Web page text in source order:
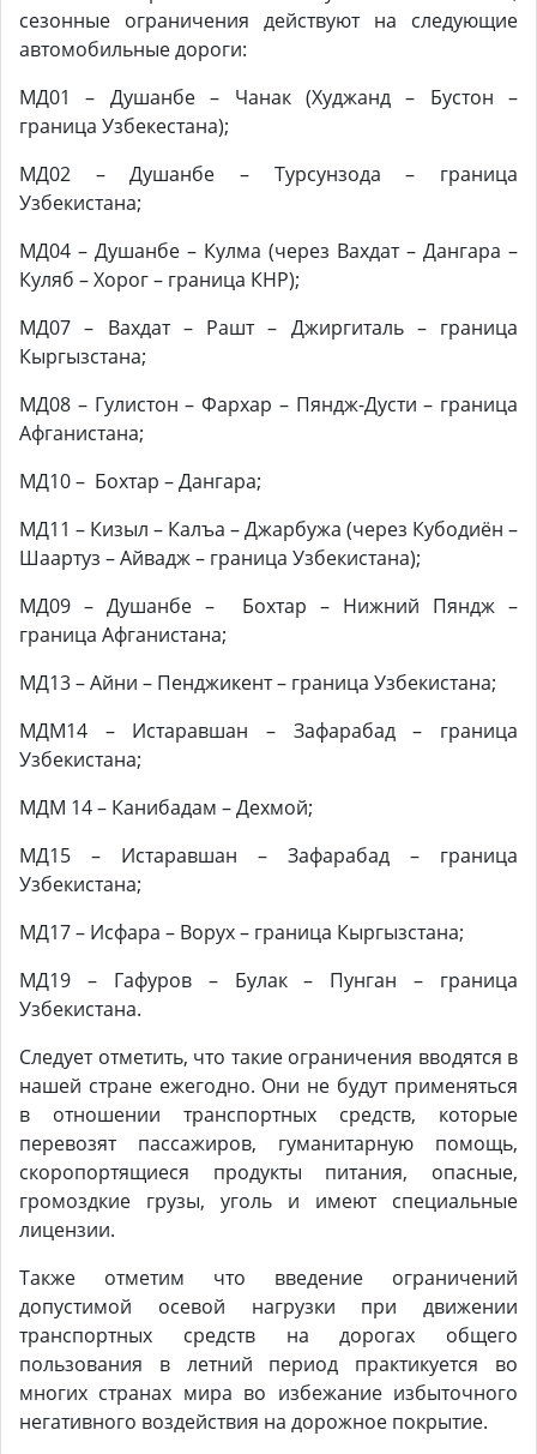
сезонные ограничения действуют на следующие
автомобильные дороги:
МД01 – Душанбе – Чанак (Худжанд – Бустон –
граница Узбекестана);
МД02 – Душанбе – Турсунзода – граница
Узбекистана;
МД04 – Душанбе – Кулма (через Вахдат – Дангара –
Куляб – Хорог – граница КНР);
МД07 – Вахдат – Рашт – Джиргиталь – граница
Кыргызстана;
МД08 – Гулистон – Фархар – Пяндж-Дусти – граница
Афганистана;
МД10 – Бохтар – Дангара;
МД11 – Кизыл – Калъа – Джарбужа (через Кубодиён –
Шаартуз – Айвадж – граница Узбекистана);
МД09 – Душанбе – Бохтар – Нижний Пяндж –
граница Афганистана;
МД13 – Айни – Пенджикент – граница Узбекистана;
МДМ14 – Истаравшан – Зафарабад – граница
Узбекистана;
МДМ 14 – Канибадам – Дехмой;
МД15 – Истаравшан – Зафарабад – граница
Узбекистана;
МД17 – Исфара – Ворух – граница Кыргызстана;
МД19 – Гафуров – Булак – Пунган – граница
Узбекистана.
Следует отметить, что такие ограничения вводятся в
нашей стране ежегодно. Они не будут применяться
в отношении транспортных средств, которые
перевозят пассажиров, гуманитарную помощь,
скоропортящиеся продукты питания, опасные,
громоздкие грузы, уголь и имеют специальные
лицензии.
Также отметим что введение ограничений
допустимой осевой нагрузки при движении
транспортных средств на дорогах общего
пользования в летний период практикуется во
многих странах мира во избежание избыточного
негативного воздействия на дорожное покрытие.